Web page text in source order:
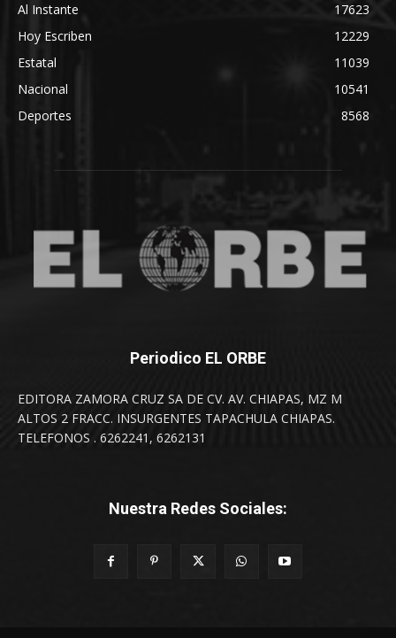
Al Instante
17623
Hoy Escriben
12229
Estatal
11039
Nacional
10541
Deportes
8568
Periodico EL ORBE
EDITORA ZAMORA CRUZ SA DE CV. AV. CHIAPAS, MZ M
ALTOS 2 FRACC. INSURGENTES TAPACHULA CHIAPAS.
TELEFONOS . 6262241, 6262131
Nuestra Redes Sociales: